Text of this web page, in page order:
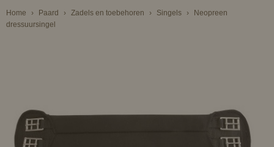
Home › Paard › Zadels en toebehoren › Singels ›
Neopreen
dressuursingel